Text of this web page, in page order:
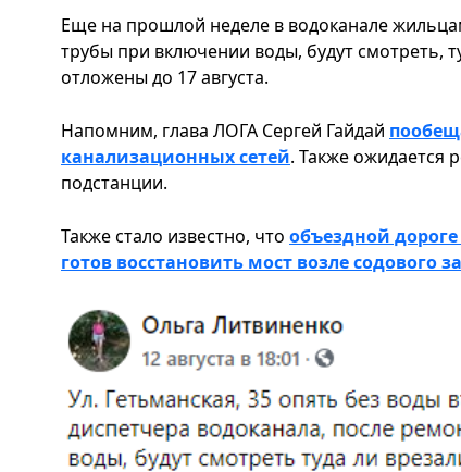
Еще на прошлой неделе в водоканале
трубы при включении воды, будут смотреть,
отложены до 17 августа.
Напомним, глава ЛОГА Сергей Гайдай
канализационных сетей. Также ожидается
подстанции.
Также стало известно, что объездной
готов восстановить мост возле содового